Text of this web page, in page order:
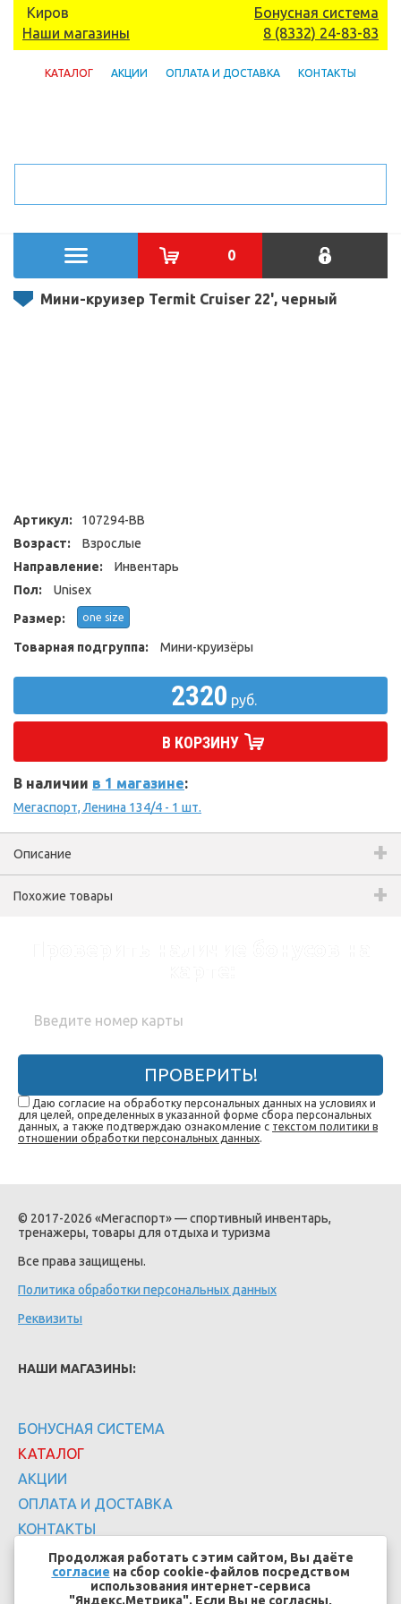
Киров
Наши магазины
Бонусная система
8 (8332) 24-83-83
КАТАЛОГ АКЦИИ ОПЛАТА И ДОСТАВКА КОНТАКТЫ
0
Мини-круизер Termit Cruiser 22', черный
Артикул:
107294-BB
Возраст:
Взрослые
Направление:
Инвентарь
Пол:
Unisex
Размер:
one size
Товарная подгруппа: Мини-круизёры
2320 руб.
В КОРЗИНУ
В наличии в 1 магазине:
Мегаспорт, Ленина 134/4 - 1 шт.
Описание
Похожие товары
ПРОВЕРИТЬ!
Даю согласие на обработку персональных данных на условиях и
для целей, определенных в указанной форме сбора персональных
данных, а также подтверждаю ознакомление с текстом политики в
отношении обработки персональных данных.
© 2017-2026 «Мегаспорт» — спортивный инвентарь,
тренажеры, товары для отдыха и туризма
Все права защищены.
Политика обработки персональных данных
Реквизиты
НАШИ МАГАЗИНЫ:
БОНУСНАЯ СИСТЕМА
КАТАЛОГ
АКЦИИ
ОПЛАТА И ДОСТАВКА
КОНТАКТЫ
Продолжая работать с этим сайтом, Вы даёте
согласие на сбор cookie-файлов посредством
использования интернет-сервиса
"Яндекс.Метрика". Если Вы не согласны,